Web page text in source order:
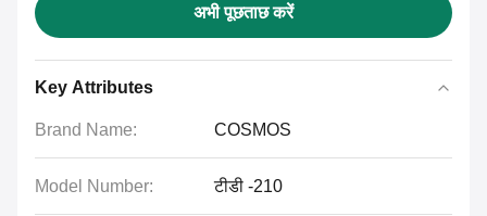
अभी पूछताछ करें
Key Attributes
Brand Name: COSMOS
Model Number: टीडी -210